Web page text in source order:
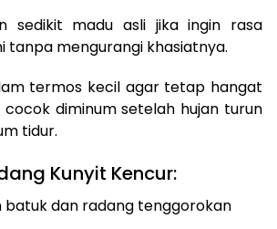
sedikit madu asli jika ingin rasa
tanpa mengurangi khasiatnya.
termos kecil agar tetap hangat
diminum setelah hujan turun
tidur.
Kunyit Kencur:
batuk dan radang tenggorokan